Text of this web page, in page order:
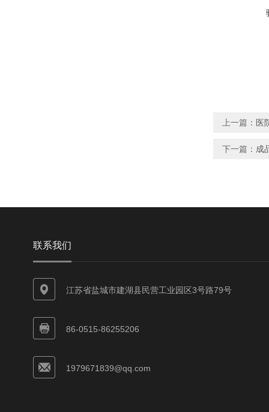
上一篇： 医
下一篇： 成
联系我们
江苏省盐城市建湖县民营工业园区3号路79号
86-0515-86255206
1979671839@qq.com